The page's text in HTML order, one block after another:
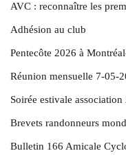
AVC : reconnaître les
Adhésion au club
Pentecôte 2026 à
Réunion mensuelle 7-05-
Soirée estivale association
Brevets randonneurs
Bulletin 166 Amicale